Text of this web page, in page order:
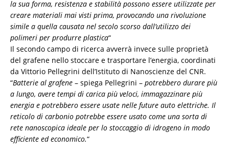
la sua forma, resistenza e stabilità possono essere utilizzate per
creare materiali mai visti prima, provocando una rivoluzione
simile a quella causata nel secolo scorso dall’utilizzo dei
polimeri per produrre plastica“
Il secondo campo di ricerca avverrà invece sulle proprietà
del grafene nello stoccare e trasportare l’energia, coordinati
da Vittorio Pellegrini dell’Istituto di Nanoscienze del CNR.
“Batterie al grafene – spiega Pellegrini – potrebbero durare più
a lungo, avere tempi di carica più veloci, immagazzinare più
energia e potrebbero essere usate nelle future auto elettriche. Il
reticolo di carbonio potrebbe essere usato come una sorta di
rete nanoscopica ideale per lo stoccaggio di idrogeno in modo
efficiente ed economico.“